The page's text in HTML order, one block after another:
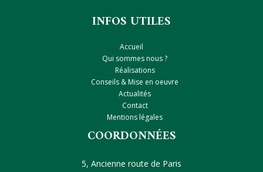
INFOS UTILES
Accueil
Qui sommes nous ?
Réalisations
Conseils & Mise en oeuvre
Actualités
Contact
Mentions légales
COORDONNÉES
5, Ancienne route de Paris